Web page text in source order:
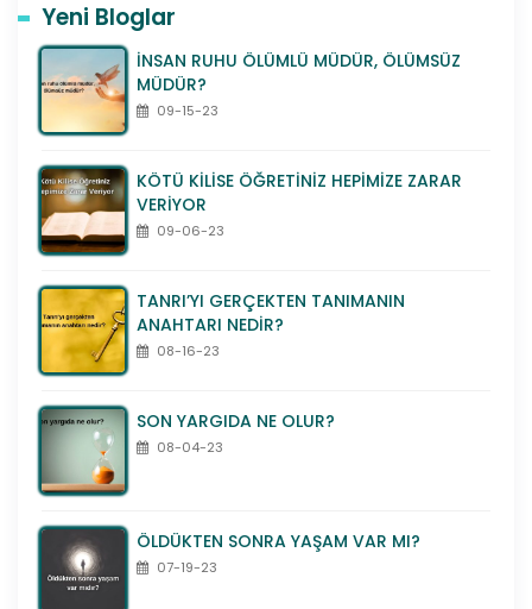
Yeni Bloglar
İNSAN RUHU ÖLÜMLÜ MÜDÜR, ÖLÜMSÜZ
MÜDÜR?
09-15-23
KÖTÜ KİLİSE ÖĞRETİNİZ HEPİMİZE ZARAR
VERİYOR
09-06-23
TANRI’YI GERÇEKTEN TANIMANIN
ANAHTARI NEDİR?
08-16-23
SON YARGIDA NE OLUR?
08-04-23
ÖLDÜKTEN SONRA YAŞAM VAR MI?
07-19-23